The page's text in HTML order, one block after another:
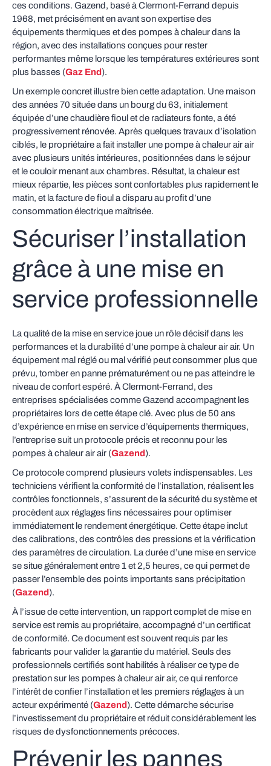
ces conditions. Gazend, basé à Clermont‑Ferrand depuis
1968, met précisément en avant son expertise des
équipements thermiques et des pompes à chaleur dans la
région, avec des installations conçues pour rester
performantes même lorsque les températures extérieures sont
plus basses (Gaz End).
Un exemple concret illustre bien cette adaptation. Une maison
des années 70 située dans un bourg du 63, initialement
équipée d’une chaudière fioul et de radiateurs fonte, a été
progressivement rénovée. Après quelques travaux d’isolation
ciblés, le propriétaire a fait installer une pompe à chaleur air air
avec plusieurs unités intérieures, positionnées dans le séjour
et le couloir menant aux chambres. Résultat, la chaleur est
mieux répartie, les pièces sont confortables plus rapidement le
matin, et la facture de fioul a disparu au profit d’une
consommation électrique maîtrisée.
Sécuriser l’installation
grâce à une mise en
service professionnelle
La qualité de la mise en service joue un rôle décisif dans les
performances et la durabilité d’une pompe à chaleur air air. Un
équipement mal réglé ou mal vérifié peut consommer plus que
prévu, tomber en panne prématurément ou ne pas atteindre le
niveau de confort espéré. À Clermont‑Ferrand, des
entreprises spécialisées comme Gazend accompagnent les
propriétaires lors de cette étape clé. Avec plus de 50 ans
d’expérience en mise en service d’équipements thermiques,
l’entreprise suit un protocole précis et reconnu pour les
pompes à chaleur air air (Gazend).
Ce protocole comprend plusieurs volets indispensables. Les
techniciens vérifient la conformité de l’installation, réalisent les
contrôles fonctionnels, s’assurent de la sécurité du système et
procèdent aux réglages fins nécessaires pour optimiser
immédiatement le rendement énergétique. Cette étape inclut
des calibrations, des contrôles des pressions et la vérification
des paramètres de circulation. La durée d’une mise en service
se situe généralement entre 1 et 2,5 heures, ce qui permet de
passer l’ensemble des points importants sans précipitation
(Gazend).
À l’issue de cette intervention, un rapport complet de mise en
service est remis au propriétaire, accompagné d’un certificat
de conformité. Ce document est souvent requis par les
fabricants pour valider la garantie du matériel. Seuls des
professionnels certifiés sont habilités à réaliser ce type de
prestation sur les pompes à chaleur air air, ce qui renforce
l’intérêt de confier l’installation et les premiers réglages à un
acteur expérimenté (Gazend). Cette démarche sécurise
l’investissement du propriétaire et réduit considérablement les
risques de dysfonctionnements précoces.
Prévenir les pannes